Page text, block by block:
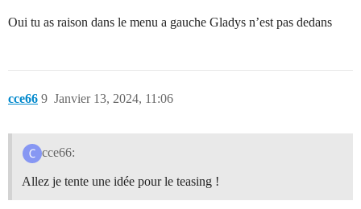
Oui tu as raison dans le menu a gauche Gladys n’est pas dedans
cce66 Janvier 13, 2024, 11:06
9
cce66:
Allez je tente une idée pour le teasing !